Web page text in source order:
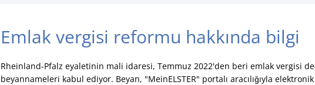
Emlak vergisi reformu hakkında bilgi
Rheinland-Pfalz eyaletinin mali idaresi, Temmuz 2022'den beri emlak vergisi
beyannameleri kabul ediyor. Beyan, "MeinELSTER" portalı aracılığıyla